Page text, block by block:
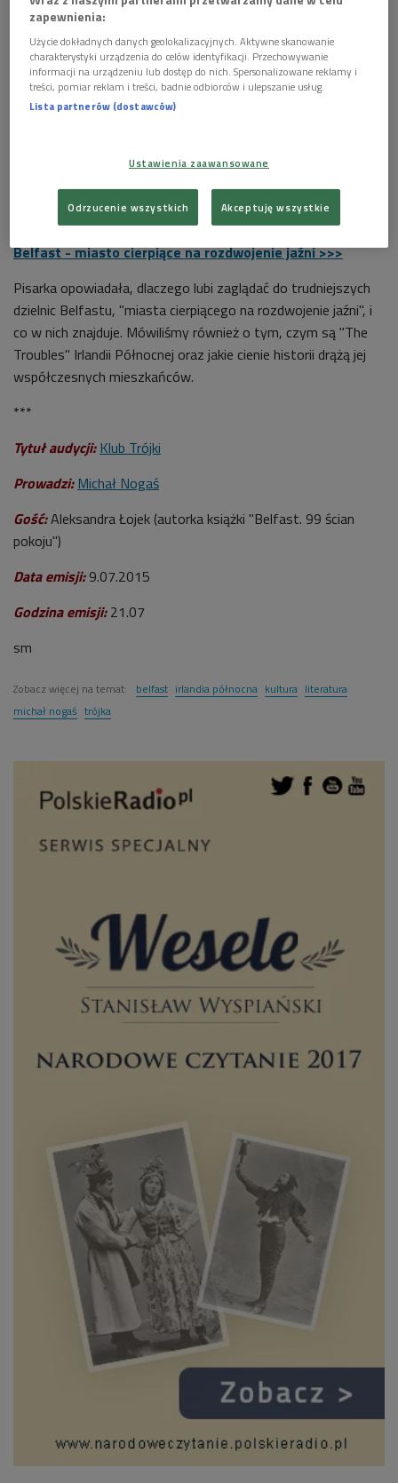
(zamachy bombowe, strzały, tortury), kilkadziesiąt tysięcy zostało rannych.
Foto: Mariusz Śmiejek
Aleksandra Łojek do Belfastu trafiła przypadkiem i od razu
poczuła, że jest w tym mieście coś nieprawdopodobnie
fascynującego. - Począwszy od koloru nieba, które jest szare
i innych, jak reagują. Myślę, że ludzie są najistotniejszą częścią
tego kawałka ziemi - mówi autorka książki, która ukazała się
z Trójkowym Znakiem Jakości, "Belfast. 99 ścian pokoju".
Belfast - miasto cierpiące na rozdwojenie jaźni >>>
Pisarka opowiadała, dlaczego lubi zaglądać do trudniejszych
dzielnic Belfastu, "miasta cierpiącego na rozdwojenie jaźni", i
co w nich znajduje. Mówiliśmy również o tym, czym są "The
Troubles" Irlandii Północnej oraz jakie cienie historii drążą jej
współczesnych mieszkańców.
***
Tytuł audycji: Klub Trójki
Prowadzi: Michał Nogaś
Gość:Aleksandra Łojek (autorka książki "Belfast. 99 ścian
pokoju")
Data emisji: 9.07.2015
Godzina emisji: 21.07
sm
Zobacz więcej na temat: belfast irlandia północna kultura literatura
michał nogaś trójka
zapewnienia:
Użycie dokładnych danych geolokalizacyjnych. Aktywne skanowanie
charakterystyki urządzenia do celów identyfikacji. Przechowywanie
informacji na urządzeniu lub dostęp do nich. Spersonalizowane reklamy i
treści, pomiar reklam i treści, badnie odbiorców i ulepszanie usług.
Lista partnerów (dostawców)
Ustawienia zaawansowane
Odrzucenie wszystkich Akceptuję wszystkie